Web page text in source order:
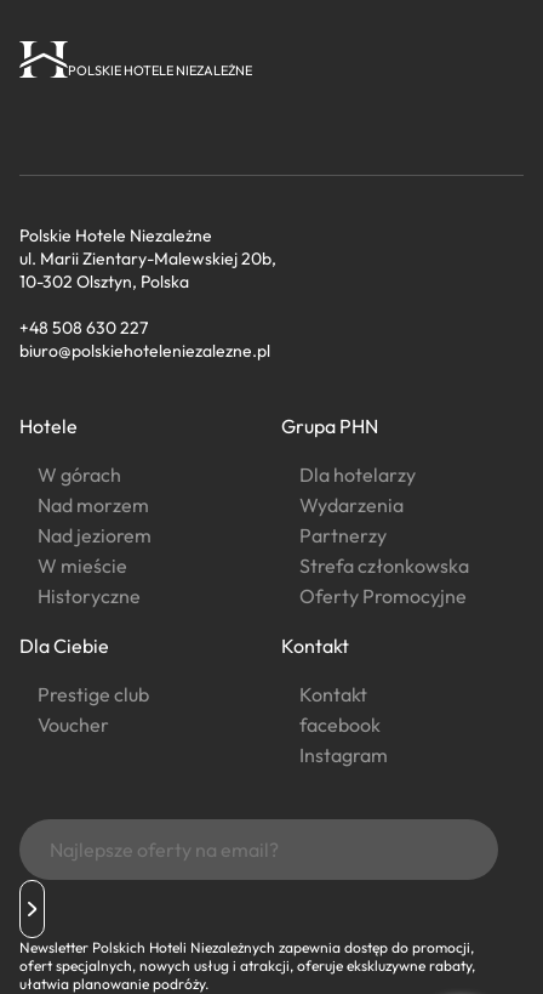
POLSKIE HOTELE NIEZALEŻNE
Polskie Hotele Niezależne
ul. Marii Zientary-Malewskiej 20b,
10-302 Olsztyn, Polska
+48 508 630 227
biuro@polskiehoteleniezalezne.pl
Hotele
W górach
Nad morzem
Nad jeziorem
W mieście
Historyczne
Grupa PHN
Dla hotelarzy
Wydarzenia
Partnerzy
Strefa członkowska
Oferty Promocyjne
Dla Ciebie
Prestige club
Voucher
Kontakt
Kontakt
facebook
Instagram
Newsletter Polskich Hoteli Niezależnych zapewnia dostęp do promocji,
ofert specjalnych, nowych usług i atrakcji, oferuje ekskluzywne rabaty,
ułatwia planowanie podróży.